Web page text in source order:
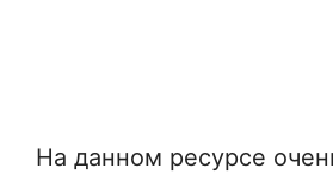
На данном ресурсе